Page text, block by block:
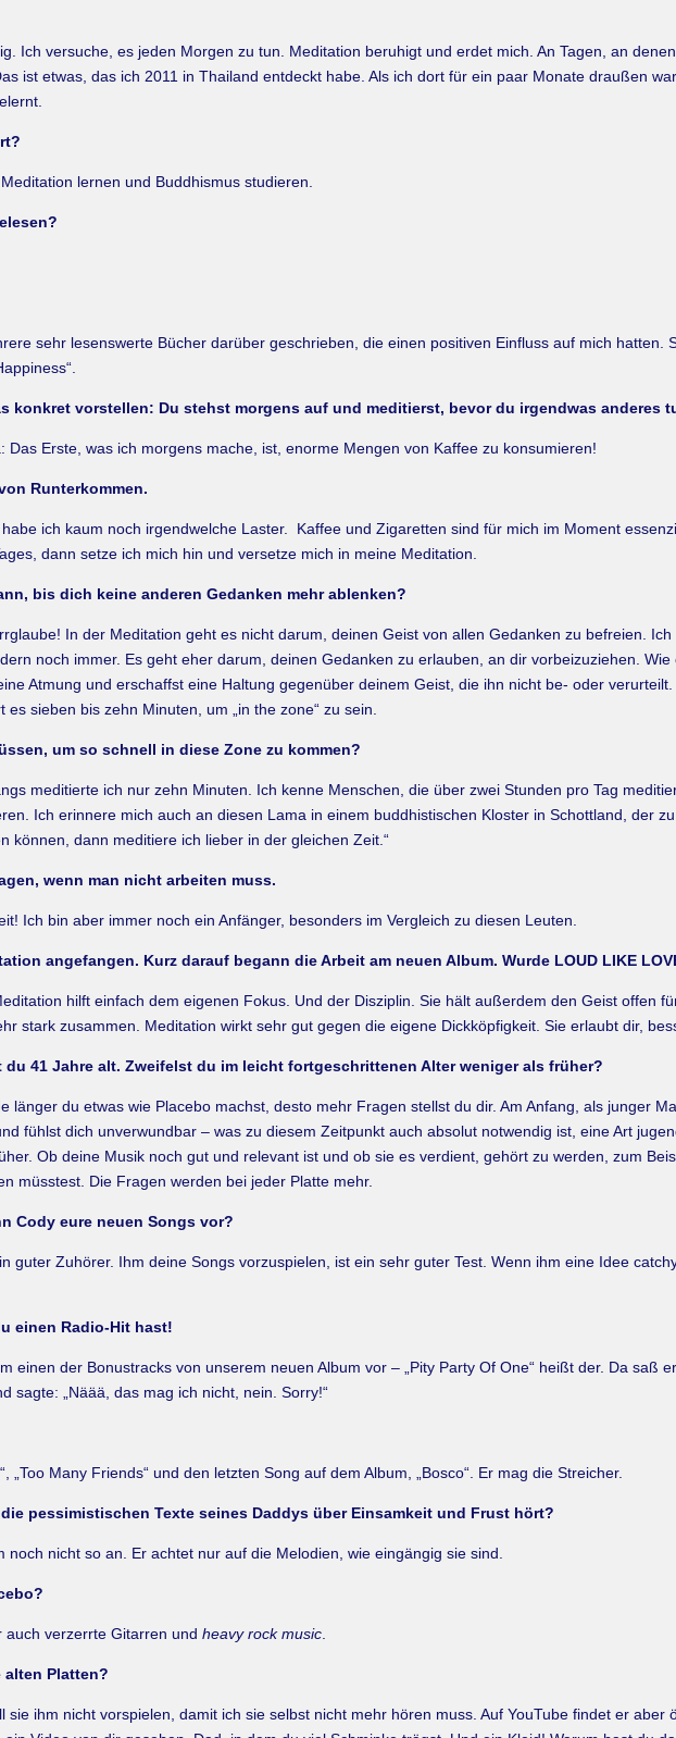
Ich versuche, es jeden Morgen zu tun. Meditation beruhigt und erdet mich. An Tagen, an
ist etwas, das ich 2011 in Thailand entdeckt habe. Als ich dort für ein paar Monate draußen
lernen und Buddhismus studieren.
sehr lesenswerte Bücher darüber geschrieben, die einen positiven Einfluss auf mich hatten.
konkret vorstellen: Du stehst morgens auf und meditierst, bevor du irgendwas anderes
Das Erste, was ich morgens mache, ist, enorme Mengen von Kaffee zu konsumieren!
Runterkommen.
ich kaum noch irgendwelche Laster. Kaffee und Zigaretten sind für mich im Moment
dann setze ich mich hin und versetze mich in meine Meditation.
bis dich keine anderen Gedanken mehr ablenken?
In der Meditation geht es nicht darum, deinen Geist von allen Gedanken zu befreien.
noch immer. Es geht eher darum, deinen Gedanken zu erlauben, an dir vorbeizuziehen.
Atmung und erschaffst eine Haltung gegenüber deinem Geist, die ihn nicht be- oder
sieben bis zehn Minuten, um „in the zone“ zu sein.
um so schnell in diese Zone zu kommen?
meditierte ich nur zehn Minuten. Ich kenne Menschen, die über zwei Stunden pro Tag
Ich erinnere mich auch an diesen Lama in einem buddhistischen Kloster in Schottland, der
können, dann meditiere ich lieber in der gleichen Zeit.“
wenn man nicht arbeiten muss.
Ich bin aber immer noch ein Anfänger, besonders im Vergleich zu diesen Leuten.
angefangen. Kurz darauf begann die Arbeit am neuen Album. Wurde LOUD LIKE
hilft einfach dem eigenen Fokus. Und der Disziplin. Sie hält außerdem den Geist offen
stark zusammen. Meditation wirkt sehr gut gegen die eigene Dickköpfigkeit. Sie erlaubt dir,
du 41 Jahre alt. Zweifelst du im leicht fortgeschrittenen Alter weniger als früher?
länger du etwas wie Placebo machst, desto mehr Fragen stellst du dir. Am Anfang, als junger
fühlst dich unverwundbar – was zu diesem Zeitpunkt auch ab­solut notwendig ist, eine Art
Ob deine Musik noch gut und relevant ist und ob sie es verdient, gehört zu werden, zum
müsstest. Die Fragen werden bei jeder Platte mehr.
Cody eure neuen Songs vor?
guter Zuhörer. Ihm deine Songs vorzuspielen, ist ein sehr guter Test. Wenn ihm eine Idee
einen Radio-Hit hast!
einen der Bonustracks von unserem neuen Album vor – „Pity Party Of One“ heißt der. Da saß
sagte: „Näää, das mag ich nicht, nein. Sorry!“
„Too Many Friends“ und den letzten Song auf dem Album, „Bosco“. Er mag die Streicher.
pessimistischen Texte seines Daddys über Einsamkeit und Frust hört?
noch nicht so an. Er achtet nur auf die Melodien, wie eingängig sie sind.
auch verzerrte Gitarren undheavy rock music
alten Platten?
sie ihm nicht vorspielen, damit ich sie selbst nicht mehr hören muss. Auf YouTube findet er